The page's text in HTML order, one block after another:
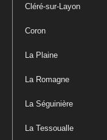
Cléré-sur-Layon
Coron
La Plaine
La Romagne
La Séguinière
La Tessoualle